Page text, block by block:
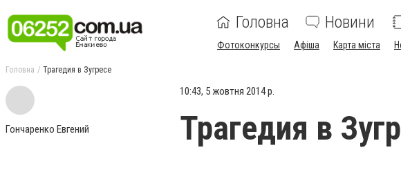
Головна Новини
Фотоконкурсы Афіша Карта міста
Головна Трагедия в Зугресе
Гончаренко Евгений
10:43, 5 жовтня 2014 р.
Трагедия в